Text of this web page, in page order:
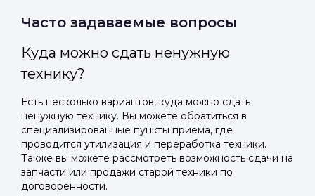
Часто задаваемые вопросы
Куда можно сдать ненужную
технику?
Есть несколько вариантов, куда можно сдать
ненужную технику. Вы можете обратиться в
специализированные пункты приема, где
проводится утилизация и переработка техники.
Также вы можете рассмотреть возможность сдачи на
запчасти или продажи старой техники по
договоренности.